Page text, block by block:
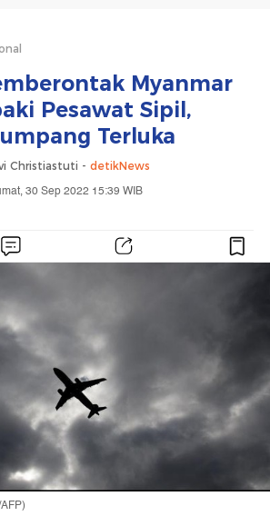
Myanmar
Pesawat Sipil,
Terluka
Christiastuti - detikNews
30 Sep 2022 15:39 WIB